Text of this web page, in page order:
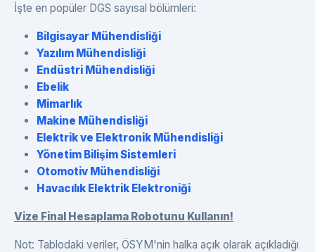
İşte en popüler DGS sayısal bölümleri:
Bilgisayar Mühendisliği
Yazılım Mühendisliği
Endüstri Mühendisliği
Ebelik
Mimarlık
Makine Mühendisliği
Elektrik ve Elektronik Mühendisliği
Yönetim Bilişim Sistemleri
Otomotiv Mühendisliği
Havacılık Elektrik Elektroniği
Vize Final Hesaplama Robotunu Kullanın!
Not: Tablodaki veriler, ÖSYM'nin halka açık olarak açıkladığı